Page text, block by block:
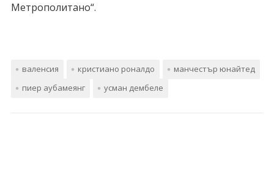
Метрополитано“.
валенсия кристиано роналдо
манчестър юнайтед
пиер аубамеянг
усман дембеле